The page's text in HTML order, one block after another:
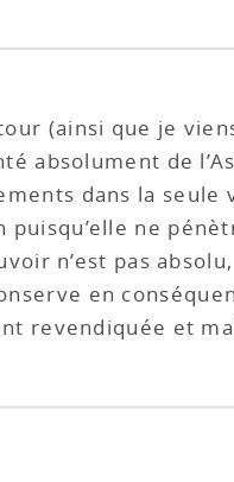
(ainsi que je
absolument de
dans la seule
ne
n’est pas absolu,
en
revendiquée et